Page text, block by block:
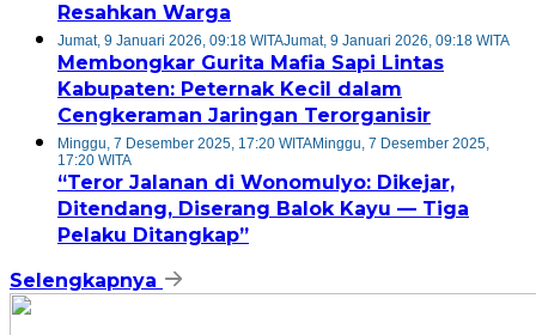
Resahkan Warga
Jumat, 9 Januari 2026, 09:18 WITAJumat, 9 Januari 2026, 09:18 WITA
Membongkar Gurita Mafia Sapi Lintas
Kabupaten: Peternak Kecil dalam
Cengkeraman Jaringan Terorganisir
Minggu, 7 Desember 2025, 17:20 WITAMinggu, 7 Desember 2025,
17:20 WITA
“Teror Jalanan di Wonomulyo: Dikejar,
Ditendang, Diserang Balok Kayu — Tiga
Pelaku Ditangkap”
Selengkapnya